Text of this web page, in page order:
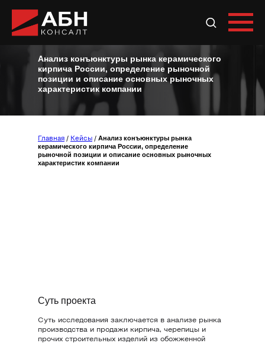
Анализ конъюнктуры рынка керамического
кирпича России, определение рыночной
позиции и описание основных рыночных
характеристик компании
Главная / Кейсы / Анализ конъюнктуры рынка
керамического кирпича России, определение
рыночной позиции и описание основных рыночных
характеристик компании
Подробнее
Суть проекта
Суть исследования заключается в анализе рынка
производства и продажи кирпича, черепицы и
прочих строительных изделий из обожженной